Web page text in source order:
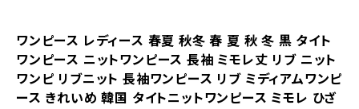
ワンピース レディース 春夏 秋冬 春 夏 秋 冬 黒 タイト
ワンピース ニットワンピース 長袖 ミモレ丈 リブ ニット
ワンピ リブニット 長袖ワンピース リブ ミディアムワンピ
ース きれいめ 韓国 タイトニットワンピース ミモレ ひざ